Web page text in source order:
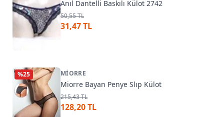
Anıl Dantelli Baskılı Külot 2742
50,55 TL
31,47 TL
%25 MIORRE
Miorre Bayan Penye Slıp Külot
215,43 TL
128,20 TL